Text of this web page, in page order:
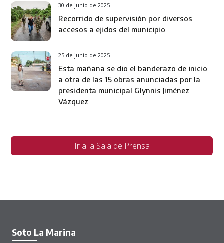
30 de junio de 2025
Recorrido de supervisión por diversos
accesos a ejidos del municipio
25 de junio de 2025
Esta mañana se dio el banderazo de inicio
a otra de las 15 obras anunciadas por la
presidenta municipal Glynnis Jiménez
Vázquez
Ir a la Sala de Prensa
Soto La Marina